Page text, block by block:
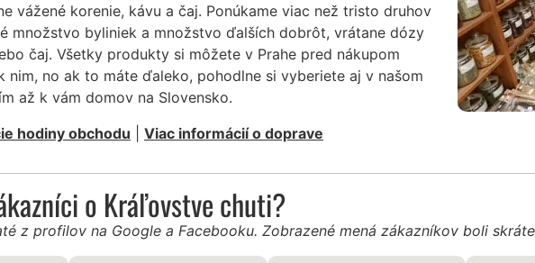
vážené korenie, kávu a čaj. Ponúkame viac než tristo druhov
množstvo byliniek a množstvo ďalších dobrôt, vrátane dózy
čaj. Všetky produkty si môžete v Prahe pred nákupom
nim, no ak to máte ďaleko, pohodlne si vyberiete aj v našom
až k vám domov na Slovensko.
hodiny obchodu
Viac informácií o doprave
o Kráľovstve chuti?
z profilov na Google a Facebooku. Zobrazené mená zákazníkov boli